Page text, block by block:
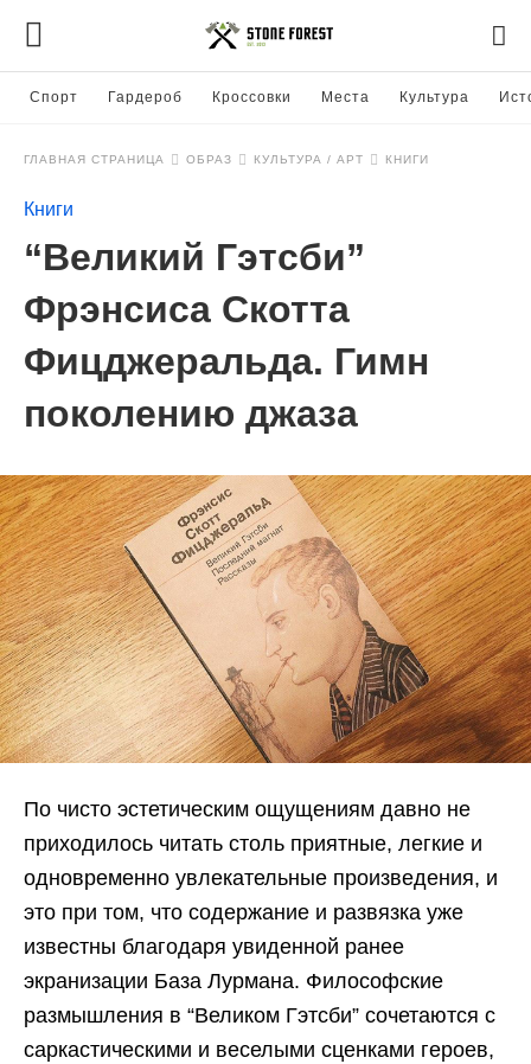
Спорт Гардероб Кроссовки Места Культура
ГЛАВНАЯ СТРАНИЦА ОБРАЗ КУЛЬТУРА / АРТ КНИГИ
Книги
“Великий Гэтсби”
Фрэнсиса Скотта
Фицджеральда. Гимн
поколению джаза
По чисто эстетическим ощущениям давно не
приходилось читать столь приятные, легкие и
одновременно увлекательные произведения, и
это при том, что содержание и развязка уже
известны благодаря увиденной ранее
экранизации База Лурмана. Философские
размышления в “Великом Гэтсби” сочетаются с
саркастическими и веселыми сценками героев,